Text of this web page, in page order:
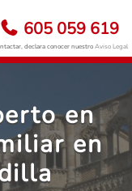
605 059 619
declara conocer nuestroAviso Legal
en
en